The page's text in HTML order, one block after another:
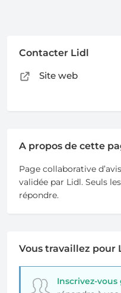
Contacter Lidl
Site web
A propos de cette
Page collaborative
validée par Lidl. Seuls
répondre.
Vous travaillez pour
Inscrivez-